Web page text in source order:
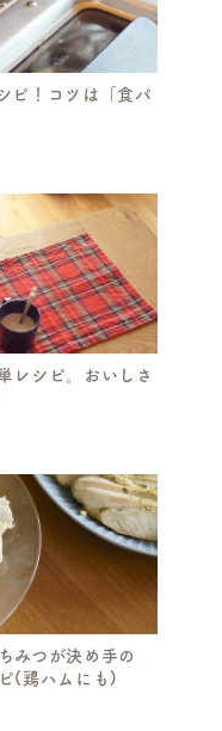
ピ！コツは「食パ
レシピ。おいしさ
みつが決め手の
(鶏ハムにも)